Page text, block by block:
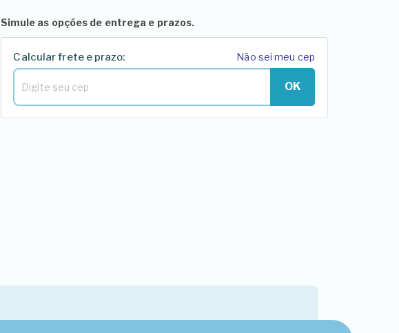
Simule as opções de entrega e prazos.
Calcular frete e prazo: Não sei meu cep
OK